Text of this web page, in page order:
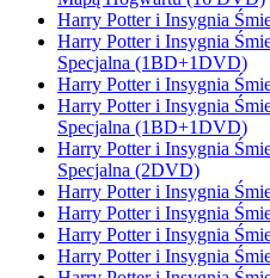
Harry Potter i Insygnia
Harry Potter i Insygnia
Specjalna (1BD+1DVD)
Harry Potter i Insygnia
Harry Potter i Insygnia
Specjalna (1BD+1DVD)
Harry Potter i Insygnia
Specjalna (2DVD)
Harry Potter i Insygnia
Harry Potter i Insygnia
Harry Potter i Insygnia
Harry Potter i Insygnia